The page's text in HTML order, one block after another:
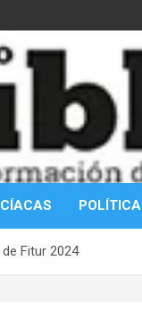
POLÍTICA
Fitur 2024